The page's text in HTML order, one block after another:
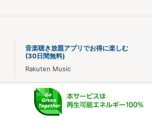
音楽聴き放題アプリでお得に楽しむ
(30日間無料)
Rakuten Music